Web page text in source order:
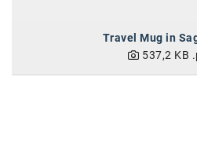
Travel Mug in
537,2 KB